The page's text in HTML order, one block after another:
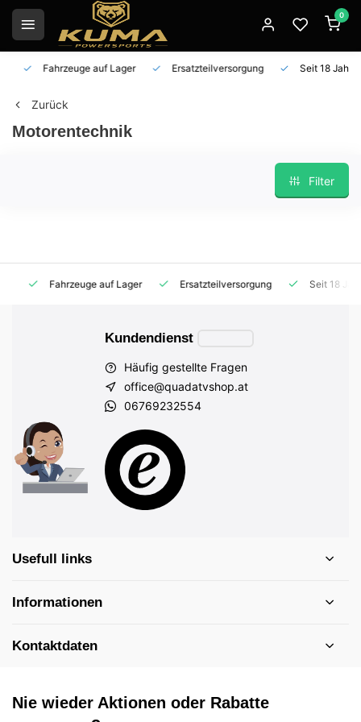
0
Fahrzeuge auf Lager Ersatzteilversorgung Seit 18 Jahren
Zurück
Motorentechnik
Filter
Fahrzeuge auf Lager Ersatzteilversorgung Seit 18
Kundendienst
Häufig gestellte Fragen
office@quadatvshop.at
06769232554
Usefull links
Informationen
Kontaktdaten
Nie wieder Aktionen oder Rabatte